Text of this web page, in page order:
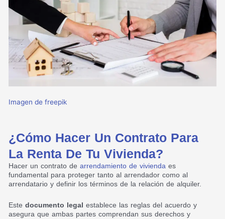
Imagen de freepik
¿Cómo Hacer Un Contrato Para
La Renta De Tu Vivienda?
Hacer un contrato dearrendamiento de vivienda es
fundamental para proteger tanto al arrendador como al
arrendatario y definir los términos de la relación de alquiler.
Estedocumento legal establece las reglas del acuerdo y
asegura que ambas partes comprendan sus derechos y